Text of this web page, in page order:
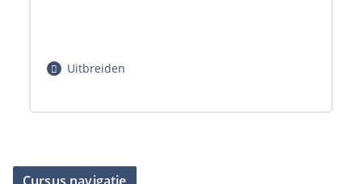
Uitbreiden